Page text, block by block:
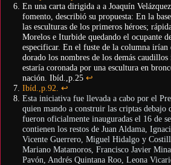
En una carta dirigida a a Joaquín
fomento, describió su propuesta: En la
las esculturas de los primeros héroes;
Morelos e Iturbide quedando el ocupante
especificar. En el fuste de la columna irían
dorado los nombres de los demás
estaría coronada por una escultura en
nación. Ibíd.,p.25 ↩︎
Ibíd.,p.92. ↩︎
Esta iniciativa fue llevada a cabo por el
quien mando a construir las criptas debajo
fueron oficialmente inauguradas el 16 de
contienen los restos de Juan Aldama,
Vicente Guerrero, Miguel Hidalgo y
Mariano Matamoros, Francisco Javier
Pavón, Andrés Quintana Roo, Leona